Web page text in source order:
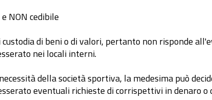
NON cedibile
di beni o di valori, pertanto non risponde
nei locali interni.
della società sportiva, la medesima può
eventuali richieste di corrispettivi in denaro